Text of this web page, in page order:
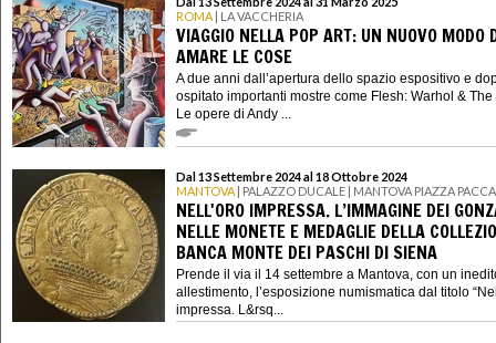
ROMA | LA VACCHERIA
VIAGGIO NELLA POP ART: UN NUOVO MODO
AMARE LE COSE
A due anni dall’apertura dello spazio espositivo e
ospitato importanti mostre come Flesh: Warhol & The
Le opere di Andy ...
Dal 13 Settembre 2024 al 18 Ottobre 2024
MANTOVA | PALAZZO DUCALE | MANTOVA PIAZZA
NELL'ORO IMPRESSA. L’IMMAGINE DEI
NELLE MONETE E MEDAGLIE DELLA
BANCA MONTE DEI PASCHI DI SIENA
Prende il via il 14 settembre a Mantova, con un
allestimento, l’esposizione numismatica dal titolo
impressa. L&rsq...